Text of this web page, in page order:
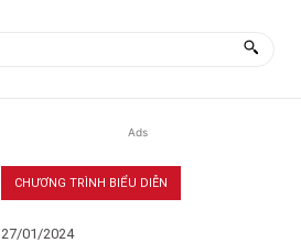
Ads
CHƯƠNG TRÌNH BIỂU DIỄN
27/01/2024